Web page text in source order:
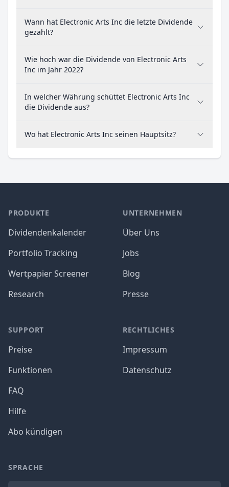
Wann hat Electronic Arts Inc die letzte Dividende
gezahlt?
Wie hoch war die Dividende von Electronic Arts
Inc im Jahr 2022?
In welcher Währung schüttet Electronic Arts Inc
die Dividende aus?
Wo hat Electronic Arts Inc seinen Hauptsitz?
PRODUKTE
Dividendenkalender
Portfolio Tracking
Wertpapier Screener
Research
SUPPORT
Preise
Funktionen
FAQ
Hilfe
Abo kündigen
UNTERNEHMEN
Über Uns
Jobs
Blog
Presse
RECHTLICHES
Impressum
Datenschutz
SPRACHE